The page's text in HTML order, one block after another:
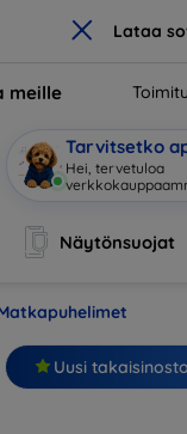
× Lataa
meille
Tarvitsetko
Ol|
Näytönsuojat
Uusi